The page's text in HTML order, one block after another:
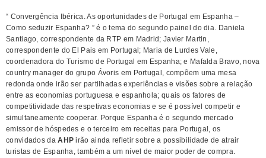
“ Convergência Ibérica. As oportunidades de Portugal em Espanha –
Como seduzir Espanha? ” é o tema do segundo painel do dia. Daniela
Santiago, correspondente da RTP em Madrid; Javier Martin,
correspondente do El Pais em Portugal; Maria de Lurdes Vale,
coordenadora do Turismo de Portugal em Espanha; e Mafalda Bravo, nova
country manager do grupo Ávoris em Portugal, compõem uma mesa
redonda onde irão ser partilhadas experiências e visões sobre a relação
entre as economias portuguesa e espanhola; quais os fatores de
competitividade das respetivas economias e se é possível competir e
simultaneamente cooperar. Porque Espanha é o segundo mercado
emissor de hóspedes e o terceiro em receitas para Portugal, os
convidados daAHP irão ainda refletir sobre a possibilidade de atrair
turistas de Espanha, também a um nível de maior poder de compra.